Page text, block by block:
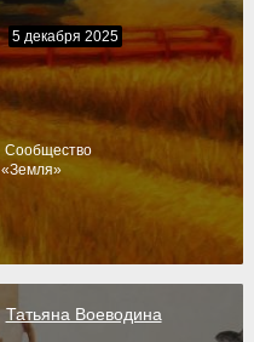
5 декабря 2025
Cообщество
«Земля»
Татьяна Воеводина